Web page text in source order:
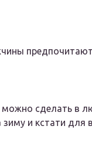
можно сделать в
зиму и кстати для